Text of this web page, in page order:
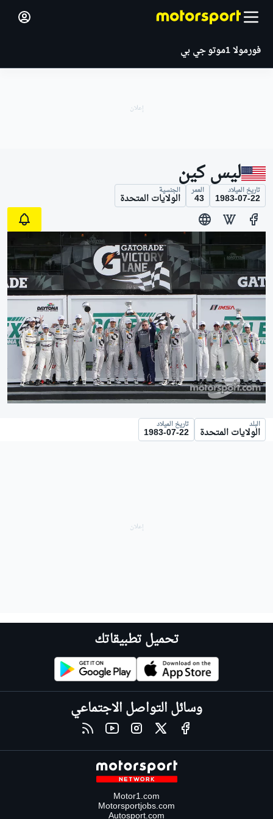
فورمولا 1 موتو جي بي
ليس كين
تاريخ الميلاد
1983-07-22
العمر
43
الجنسية
الولايات المتحدة
البلد
الولايات المتحدة
تاريخ الميلاد
1983-07-22
تحميل تطبيقاتك
وسائل التواصل الاجتماعي
Motor1.com
Motorsportjobs.com